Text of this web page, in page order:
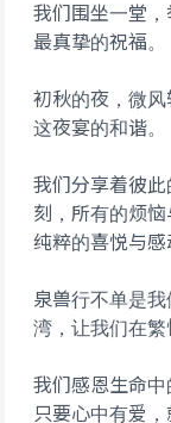
我们围坐一堂
最真挚的祝福。
初秋的夜，微
这夜宴的和谐。
我们分享着彼
刻，所有的烦
纯粹的喜悦与感
泉兽行不单是
湾，让我们在繁
我们感恩生命中
只要心中有爱，